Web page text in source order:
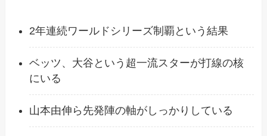
2年連続ワールドシリーズ制覇という結果
ベッツ、大谷という超一流スターが打線の核
にいる
山本由伸ら先発陣の軸がしっかりしている